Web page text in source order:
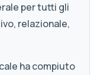
per tutti gli
relazionale,
ha compiuto